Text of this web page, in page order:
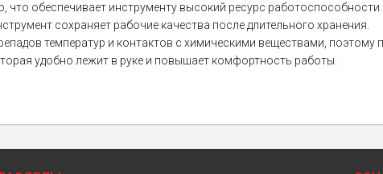
что обеспечивает инструменту высокий ресурс работоспособности.
сохраняет рабочие качества после длительного хранения.
температур и контактов с химическими веществами, поэтому
удобно лежит в руке и повышает комфортность работы.